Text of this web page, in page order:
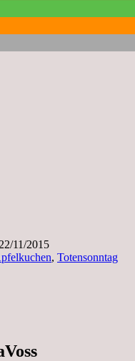
22/11/2015
, Totensonntag